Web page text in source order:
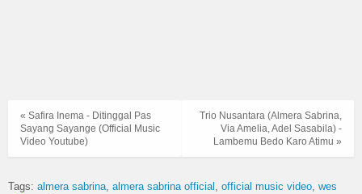
Trio Nusantara (Almera Sabrina,
Via Amelia, Adel Sasabila) -
Lambemu Bedo Karo Atimu »
« Safira Inema - Ditinggal Pas
Sayang Sayange (Official Music
Video Youtube)
Tags: almera sabrina almera sabrina official official music video wes